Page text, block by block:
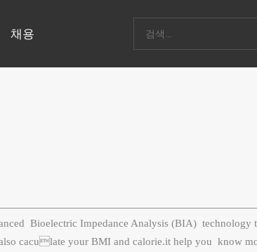
채용
Bioelectric Impedance Analysis (BIA) technology
caculate your BMI and calorie.it help you know